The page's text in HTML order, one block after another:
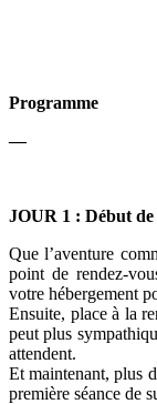
Programme
—
JOUR 1 : Début de
Que l’aventure
point de rendez-
votre hébergement
Ensuite, place à la
peut plus
attendent.
Et maintenant, plus
première séance de